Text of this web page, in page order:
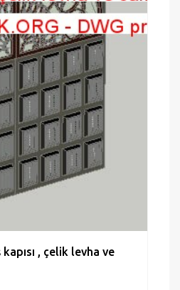
, çelik levha ve